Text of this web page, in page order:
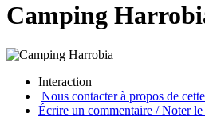
Camping
Interaction
Nous contacter à propos de
Écrire un commentaire / Noter le